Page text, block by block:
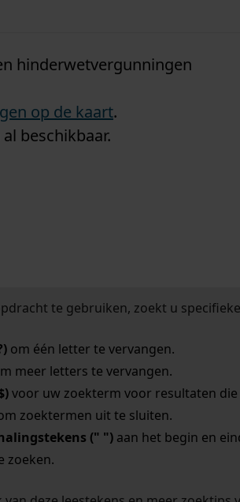
hinderwetvergunningen
op de kaart.
beschikbaar.
te gebruiken, zoekt u
om één letter te vervangen.
meer letters te vervangen.
voor uw zoekterm voor resultaten die
zoektermen uit te sluiten.
(" ")aan het begin en
zoeken.